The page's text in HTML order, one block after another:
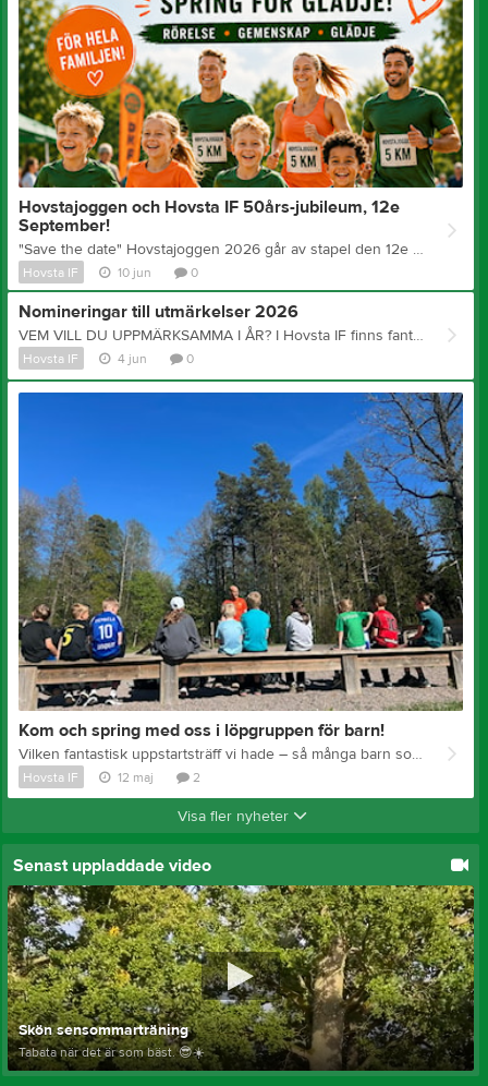
Hovstajoggen och Hovsta IF 50års-jubileum, 12e
September!
"Save the date" Hovstajoggen 2026 går av stapel den 12e september och detta år kombinerar vi det med 50-årsjubileum Hovsta IF 1976-2026! Mer info kommer närmare.
Hovsta IF 10 jun 0
Nomineringar till utmärkelser 2026
VEM VILL DU UPPMÄRKSAMMA I ÅR? I Hovsta IF finns fantastiska ledare och aktiva. Vi tränar, tävlar och barn, unga och vuxna utvecklas, peppar varandra, kämpar och har roligt tillsammans. Nu är det återigen dags att nominera till Hovsta IF:s utmärkelser, en möjlighet att uppmärksamma fina insatser och prestationer som gjorts inom föreningen under det gångna året. Gör någon glad - föreslå en pristagare! Vi kommer hylla våra pristagare i samband med föreningens 50-årsfirande på Hovstajoggen den 12 september. Välkommen med dina nomineringar! Hälsningar Föreningsstyrelsen HUR NOMINERAR JAG? Skicka dina nomineringar (inklusive kort motivering) till info@hovstaif.se. Sista dag för nomineringar är 4 augusti 2025. Du behöver inte nominera någon i varje kategori om du inte vill. Här är kategorierna: Årets idrottsprestation Ett pris till årets bästa prestation, individuell eller lag bland Hovsta IF:s ungdomar. Ledarstipendium (Årets ledare) Till Åke Zanders minne utdelas årligen ett pris till den ledare inom föreningen som under året gjort särskilt god insats för ungdomsverksamheten. Årets lagkamrat Ett pris till någon som utmärkt sig på värdefullt sätt, inte bara idrottsligt. Någon som gjort fina insatser som en god kamrat och bidragit till en positiv laganda. Årets föreningshjärta Ett pris till någon eller några som, oavsett roll, på ett utmärkande sätt bidragit till Hovsta IF:s verksamhet och föreningsanda. Föreningsstyrelsen
Hovsta IF 4 jun 0
Kom och spring med oss i löpgruppen för barn!
Vilken fantastisk uppstartsträff vi hade – så många barn som kom och sprang och hade kul tillsammans! Nu hoppas vi att ännu fler vill vara med framöver. Vi tränar på ett roligt sätt där alla kan vara med, oavsett tidigare erfarenhet. Fokus ligger på rörelseglädje, gemenskap och att ha kul tillsammans ute i friska luften.
Hovsta IF 12 maj 2
Visa fler nyheter
Senast uppladdade video
Skön sensommarträning
Tabata när det är som bäst. 😎☀️